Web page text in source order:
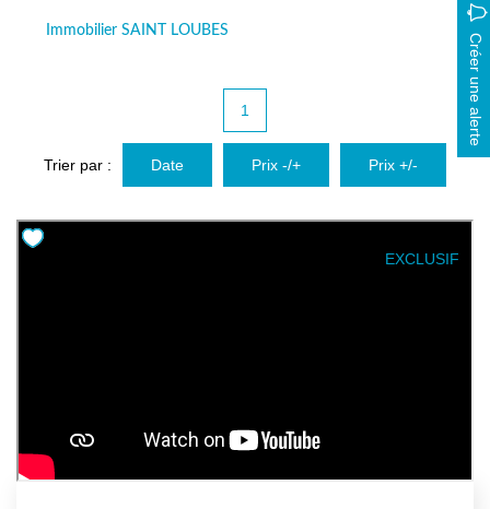
Avis Clients
NOS BIENS
Nous Rejoindre
Apporteur D'affaires
Immobilier SAINT LOUBES
Créer une alerte
1
Trier par : Date Prix -/+ Prix +/-
EXCLUSIF